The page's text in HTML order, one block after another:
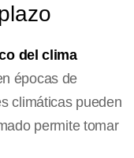
del clima
épocas de
climáticas pueden
permite tomar